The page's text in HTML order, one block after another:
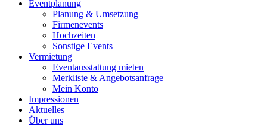
Eventplanung
Planung & Umsetzung
Firmenevents
Hochzeiten
Sonstige Events
Vermietung
Eventausstattung mieten
Merkliste & Angebotsanfrage
Mein Konto
Impressionen
Aktuelles
Über uns